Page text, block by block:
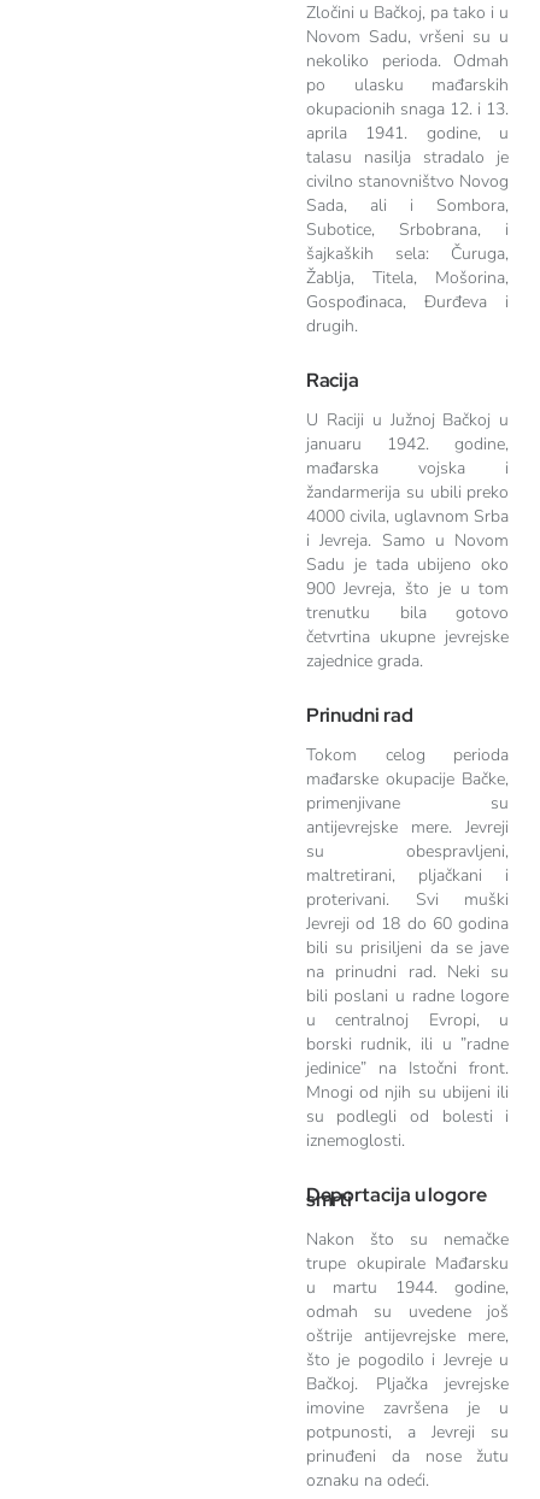
Zločini u Bačkoj, pa tako i u
Novom Sadu, vršeni su u
nekoliko perioda. Odmah
po ulasku mađarskih
okupacionih snaga 12. i 13.
aprila 1941. godine, u
talasu nasilja stradalo je
civilno stanovništvo Novog
Sada, ali i Sombora,
Subotice, Srbobrana, i
šajkaških sela: Čuruga,
Žablja, Titela, Mošorina,
Gospođinaca, Đurđeva i
drugih.
Racija
U Raciji u Južnoj Bačkoj u
januaru 1942. godine,
mađarska vojska i
žandarmerija su ubili preko
4000 civila, uglavnom Srba
i Jevreja. Samo u Novom
Sadu je tada ubijeno oko
900 Jevreja, što je u tom
trenutku bila gotovo
četvrtina ukupne jevrejske
zajednice grada.
Prinudni rad
Tokom celog perioda
mađarske okupacije Bačke,
primenjivane su
antijevrejske mere. Jevreji
su obespravljeni,
maltretirani, pljačkani i
proterivani. Svi muški
Jevreji od 18 do 60 godina
bili su prisiljeni da se jave
na prinudni rad. Neki su
bili poslani u radne logore
u centralnoj Evropi, u
borski rudnik, ili u ”radne
jedinice” na Istočni front.
Mnogi od njih su ubijeni ili
su podlegli od bolesti i
iznemoglosti.
Deportacija u logore
smrti
Nakon što su nemačke
trupe okupirale Mađarsku
u martu 1944. godine,
odmah su uvedene još
oštrije antijevrejske mere,
što je pogodilo i Jevreje u
Bačkoj. Pljačka jevrejske
imovine završena je u
potpunosti, a Jevreji su
prinuđeni da nose žutu
oznaku na odeći.